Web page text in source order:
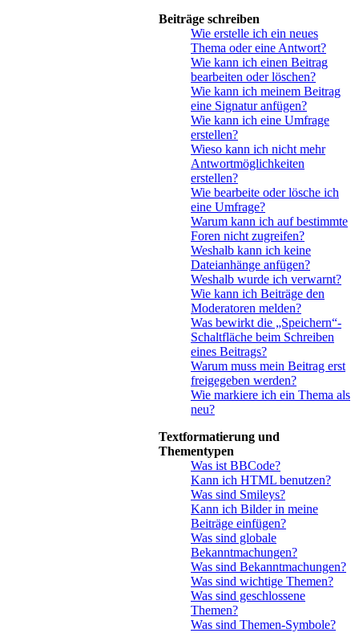
Beiträge schreiben
Wie erstelle ich ein neues
Thema oder eine Antwort?
Wie kann ich einen Beitrag
bearbeiten oder löschen?
Wie kann ich meinem Beitrag
eine Signatur anfügen?
Wie kann ich eine Umfrage
erstellen?
Wieso kann ich nicht mehr
Antwortmöglichkeiten
erstellen?
Wie bearbeite oder lösche ich
eine Umfrage?
Warum kann ich auf bestimmte
Foren nicht zugreifen?
Weshalb kann ich keine
Dateianhänge anfügen?
Weshalb wurde ich verwarnt?
Wie kann ich Beiträge den
Moderatoren melden?
Was bewirkt die „Speichern“-
Schaltfläche beim Schreiben
eines Beitrags?
Warum muss mein Beitrag erst
freigegeben werden?
Wie markiere ich ein Thema als
neu?
Textformatierung und
Thementypen
Was ist BBCode?
Kann ich HTML benutzen?
Was sind Smileys?
Kann ich Bilder in meine
Beiträge einfügen?
Was sind globale
Bekanntmachungen?
Was sind Bekanntmachungen?
Was sind wichtige Themen?
Was sind geschlossene
Themen?
Was sind Themen-Symbole?